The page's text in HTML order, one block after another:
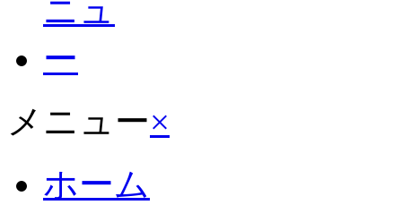
メニュー×
ホーム